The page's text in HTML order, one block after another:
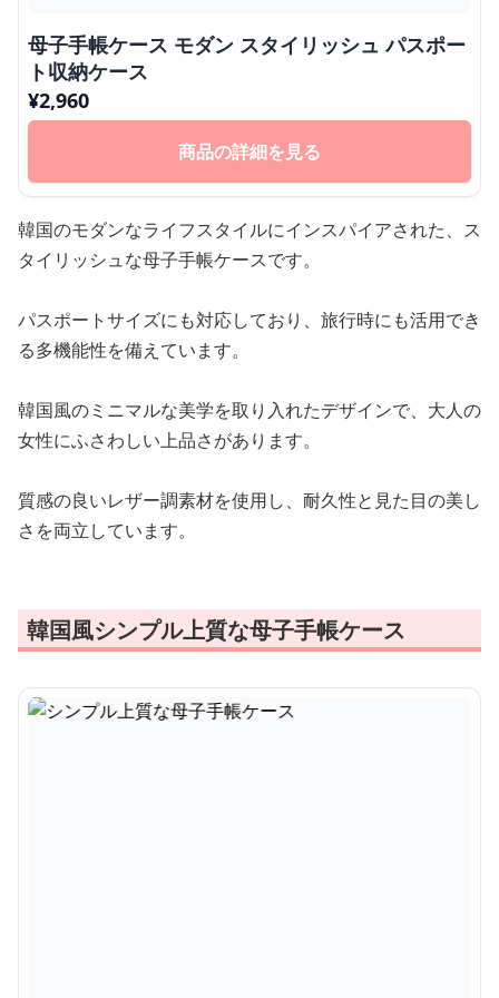
母子手帳ケース モダン スタイリッシュ パスポー
ト収納ケース
¥2,960
商品の詳細を見る
韓国のモダンなライフスタイルにインスパイアされた、ス
タイリッシュな母子手帳ケースです。
パスポートサイズにも対応しており、旅行時にも活用でき
る多機能性を備えています。
韓国風のミニマルな美学を取り入れたデザインで、大人の
女性にふさわしい上品さがあります。
質感の良いレザー調素材を使用し、耐久性と見た目の美し
さを両立しています。
韓国風シンプル上質な母子手帳ケース